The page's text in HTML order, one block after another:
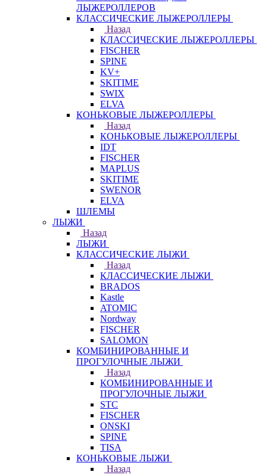
ЛЫЖЕРОЛЛЕРОВ
КЛАССИЧЕСКИЕ ЛЫЖЕРОЛЛЕРЫ
Назад
КЛАССИЧЕСКИЕ ЛЫЖЕРОЛЛЕРЫ
FISCHER
SPINE
KV+
SKITIME
SWIX
ELVA
КОНЬКОВЫЕ ЛЫЖЕРОЛЛЕРЫ
Назад
КОНЬКОВЫЕ ЛЫЖЕРОЛЛЕРЫ
IDT
FISCHER
MAPLUS
SKITIME
SWENOR
ELVA
ШЛЕМЫ
ЛЫЖИ
Назад
ЛЫЖИ
КЛАССИЧЕСКИЕ ЛЫЖИ
Назад
КЛАССИЧЕСКИЕ ЛЫЖИ
BRADOS
Kastle
ATOMIC
Nordway
FISCHER
SALOMON
КОМБИНИРОВАННЫЕ И
ПРОГУЛОЧНЫЕ ЛЫЖИ
Назад
КОМБИНИРОВАННЫЕ И
ПРОГУЛОЧНЫЕ ЛЫЖИ
STC
FISCHER
ONSKI
SPINE
TISA
КОНЬКОВЫЕ ЛЫЖИ
Назад